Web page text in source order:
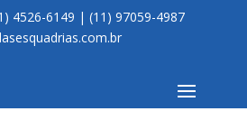
4526-6149 | (11) 97059-4987